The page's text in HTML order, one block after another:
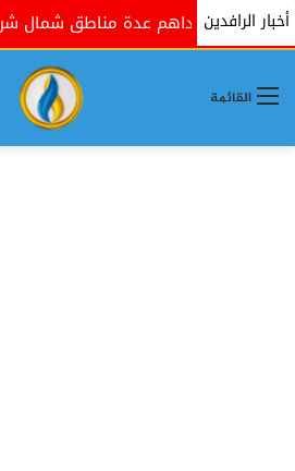
أخبار الرافدين
تداهم عدة مناطق شمال شرقي
القائمة